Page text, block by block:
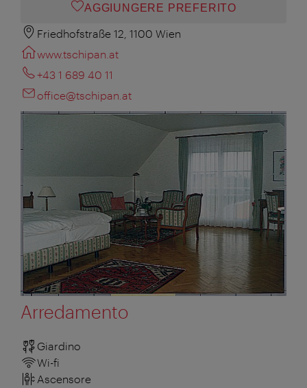
AGGIUNGERE PREFERITO
Friedhofstraße 12, 1100 Wien
www.tschipan.at
+43 1 689 40 11
office@tschipan.at
Arredamento
Giardino
Wi-fi
Ascensore